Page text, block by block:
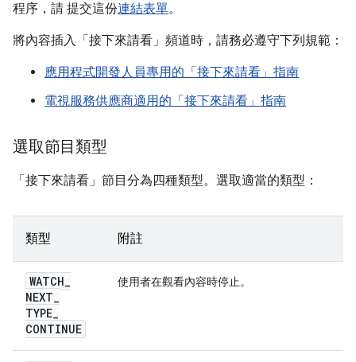
程序，請 提交這份連結表單。
將內容插入「接下來請看」頻道時，請務必遵守下列規範：
應用程式開發人員專用的「接下來請看」指南
電視服務供應商適用的「接下來請看」指南
選取節目類型
「接下來請看」節目分為四種類型。選取適當的類型：
類型 附註
WATCH_
NEXT_
TYPE_
CONTINUE
使用者在觀看內容時停止。